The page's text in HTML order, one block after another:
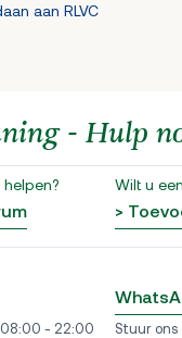
aan RLVC
- Hulp
Wilt u
>
- 22:00
Stuur